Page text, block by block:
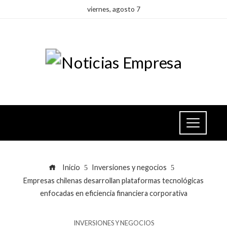
viernes, agosto 7
Inicio
Inversiones y negocios
Empresas chilenas desarrollan plataformas tecnológicas
enfocadas en eficiencia financiera corporativa
INVERSIONES Y NEGOCIOS